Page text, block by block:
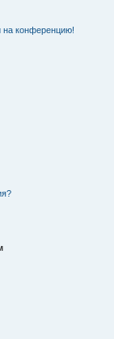
на конференцию!